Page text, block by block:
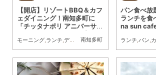
南知多町
【開店】リゾートBBQ＆カフ
ェダイニング！南知多町に
「チッタナポリ アニバーサリ
モーニング,ランチ,ディナー ,開店,ドライブ
パン食べ放
ランチを食
na sun
ランチ,パン,